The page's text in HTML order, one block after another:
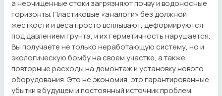
а неочищенные стоки загрязняют почву и водоносные
горизонты. Пластиковые «аналоги» без должной
жесткости и веса просто всплывают, деформируются
под давлением грунта, и их герметичность нарушается.
Вы получаете не только неработающую систему, но и
экологическую бомбу на своем участке, а также
повторные расходы на демонтаж и установку нового
оборудования. Это не экономия, это гарантированные
убытки в будущем и постоянный источник проблем.